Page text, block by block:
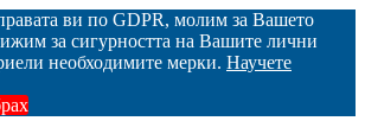
ви по GDPR, молим за Вашето
за сигурността на Вашите лични
необходимите мерки. Научете